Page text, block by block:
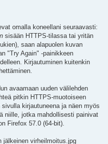
omalla koneellani seuraavasti:
sisään HTTPS-tilassa tai yritän
saan alapuolen kuvan
"Try Again" -painikkeen
Kirjautuminen kuitenkin
avaamaan uuden välilehden
pitkin HTTPS-muotoiseen
sivulla kirjautuneena ja näen myös
niille, jotka mahdollisesti painivat
Firefox 57.0 (64-bit).
jälkeinen virheilmoitus.jpg